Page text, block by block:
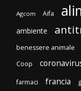
Agcom Aifa
ambiente
benessere animale
Coop
farmaci francia